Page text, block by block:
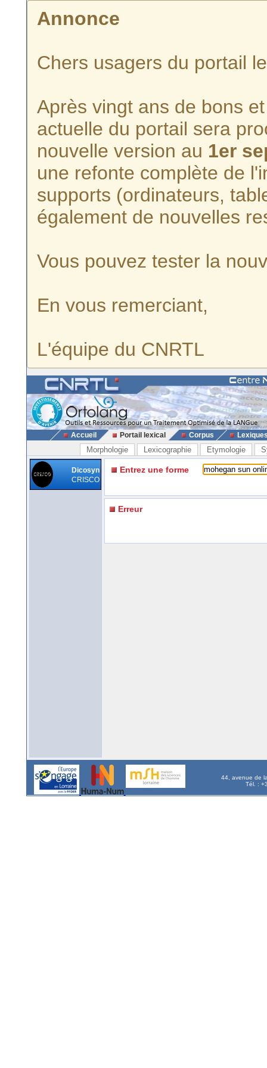
Annonce
Chers usagers du portail
Après vingt ans de bons
actuelle du portail sera
nouvelle version au 1er
une refonte complète de
supports (ordinateurs,
également de nouvelles
Vous pouvez tester la
En vous remerciant,
L'équipe du CNRTL
Accueil Portail lexical Corpus
Morphologie Lexicographie Etymologie
Dicosyn
CRISCO
Entrez une forme
Erreur
44, avenue de
Tél. :